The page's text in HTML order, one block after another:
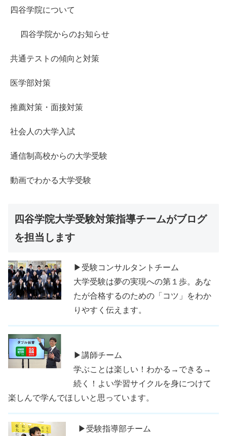
四谷学院について
四谷学院からのお知らせ
共通テストの傾向と対策
医学部対策
推薦対策・面接対策
社会人の大学入試
通信制高校からの大学受験
動画でわかる大学受験
四谷学院大学受験対策指導チームがブログ
を担当します
▶受験コンサルタントチーム
大学受験は夢の実現への第１歩。あな
たが合格するのための「コツ」をわか
りやすく伝えます。
▶講師チーム
学ぶことは楽しい！わかる→できる→
続く！よい学習サイクルを身につけて
楽しんで学んでほしいと思っています。
▶受験指導部チーム